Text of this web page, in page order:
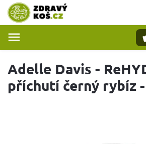
Adelle Davis -
příchutí černý rybíz